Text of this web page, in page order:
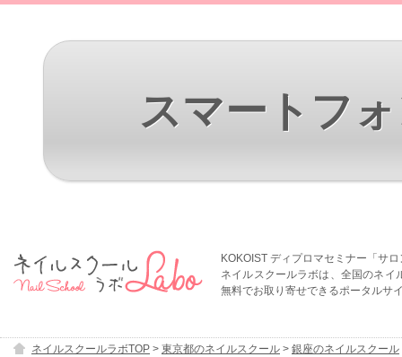
スマートフ
KOKOIST ディプロマセミナー「サ
ネイルスクールラボは、全国のネイ
無料でお取り寄せできるポータルサ
ネイルスクールラボTOP > 東京都のネイルスクール > 銀座のネイルスクール